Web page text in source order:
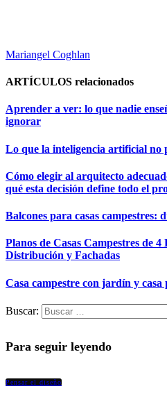
Mariangel Coghlan
ARTÍCULOS relacionados
Aprender a ver: lo que nadie
ignorar
Lo que la inteligencia artificial no
Cómo elegir al arquitecto
qué esta decisión define todo el
Balcones para casas campestres:
Planos de Casas Campestres de
Distribución y Fachadas
Casa campestre con jardín y casa
Buscar:
Para seguir leyendo
Pensar el diseño